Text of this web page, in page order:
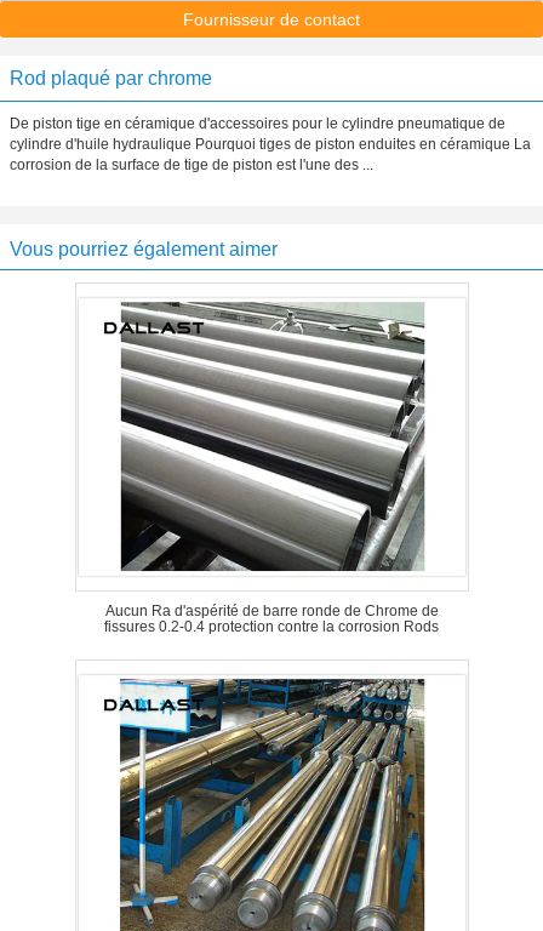
Fournisseur de contact
Rod plaqué par chrome
De piston tige en céramique d'accessoires pour le cylindre pneumatique de
cylindre d'huile hydraulique Pourquoi tiges de piston enduites en céramique La
corrosion de la surface de tige de piston est l'une des ...
Vous pourriez également aimer
Aucun Ra d'aspérité de barre ronde de Chrome de
fissures 0.2-0.4 protection contre la corrosion Rods